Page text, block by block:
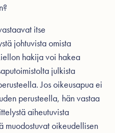
itse
johtuvista omista
hakija voi hakea
julkista
Jos oikeusapua ei
perusteella, hän vastaa
aiheutuvista
muodostuvat oikeudellisen